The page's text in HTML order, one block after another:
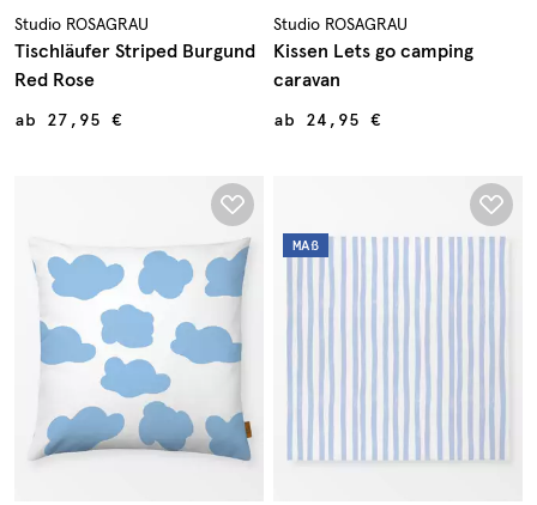
Studio ROSAGRAU
Tischläufer Striped Burgund
Red Rose
ab 27,95 €
Studio ROSAGRAU
Kissen Lets go camping
caravan
ab 24,95 €
MAß